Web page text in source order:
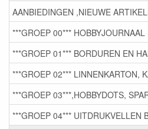
AANBIEDINGEN ,NIEUWE
***GROEP 00***
***GROEP 01*** BORDUREN EN
***GROEP 02*** LINNENKARTON,
***GROEP 03***,HOBBYDOTS,
***GROEP 04*** UITDRUKVELLEN